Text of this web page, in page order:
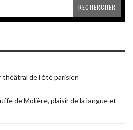
de l’été parisien
de Molière, plaisir de la langue et